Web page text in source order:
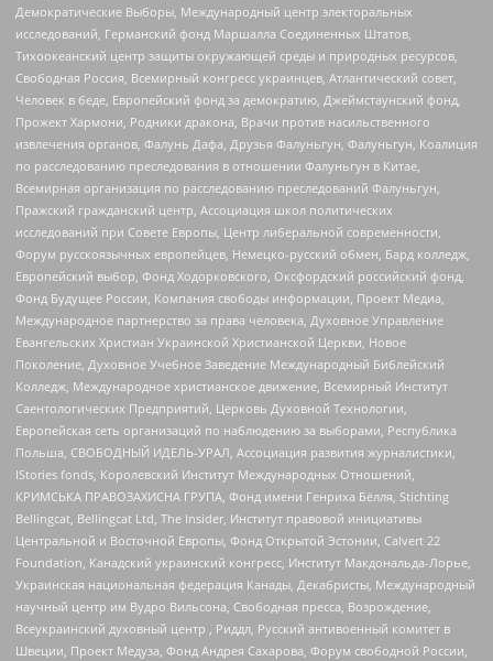
Демократические Выборы, Международный центр электоральных
исследований, Германский фонд Маршалла Соединенных Штатов,
Тихоокеанский центр защиты окружающей среды и природных ресурсов,
Свободная Россия, Всемирный конгресс украинцев, Атлантический совет,
Человек в беде, Европейский фонд за демократию, Джеймстаунский фонд,
Прожект Хармони, Родники дракона, Врачи против насильственного
извлечения органов, Фалунь Дафа, Друзья Фалуньгун, Фалуньгун, Коалиция
по расследованию преследования в отношении Фалуньгун в Китае,
Всемирная организация по расследованию преследований Фалуньгун,
Пражский гражданский центр, Ассоциация школ политических
исследований при Совете Европы, Центр либеральной современности,
Форум русскоязычных европейцев, Немецко-русский обмен, Бард колледж,
Европейский выбор, Фонд Ходорковского, Оксфордский российский фонд,
Фонд Будущее России, Компания свободы информации, Проект Медиа,
Международное партнерство за права человека, Духовное Управление
Евангельских Христиан Украинской Христианской Церкви, Новое
Поколение, Духовное Учебное Заведение Международный Библейский
Колледж, Международное христианское движение, Всемирный Институт
Саентологических Предприятий, Церковь Духовной Технологии,
Европейская сеть организаций по наблюдению за выборами, Республика
Польша, СВОБОДНЫЙ ИДЕЛЬ-УРАЛ, Ассоциация развития журналистики,
IStories fonds, Королевский Институт Международных Отношений,
КРИМСЬКА ПРАВОЗАХИСНА ГРУПА, Фонд имени Генриха Бёлля, Stichting
Bellingcat, Bellingcat Ltd, The Insider, Институт правовой инициативы
Центральной и Восточной Европы, Фонд Открытой Эстонии, Calvert 22
Foundation, Канадский украинский конгресс, Институт Макдональда-Лорье,
Украинская национальная федерация Канады, Декабристы, Международный
научный центр им Вудро Вильсона, Свободная пресса, Возрождение,
Всеукраинский духовный центр , Риддл, Русский антивоенный комитет в
Швеции, Проект Медуза, Фонд Андрея Сахарова, Форум свободной России,